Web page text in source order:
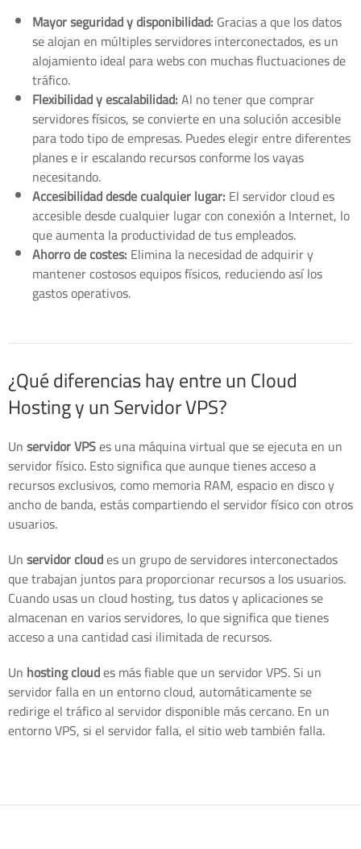
Mayor seguridad y disponibilidad: Gracias a que los datos
se alojan en múltiples servidores interconectados, es un
alojamiento ideal para webs con muchas fluctuaciones de
tráfico.
Flexibilidad y escalabilidad:Al no tener que comprar
servidores físicos, se convierte en una solución accesible
para todo tipo de empresas. Puedes elegir entre diferentes
planes e ir escalando recursos conforme los vayas
necesitando.
Accesibilidad desde cualquier lugar: El servidor cloud es
accesible desde cualquier lugar con conexión a Internet, lo
que aumenta la productividad de tus empleados.
Ahorro de costes: Elimina la necesidad de adquirir y
mantener costosos equipos físicos, reduciendo así los
gastos operativos.
¿Qué diferencias hay entre un Cloud
Hosting y un Servidor VPS?
Unservidor VPSes una máquina virtual que se ejecuta en un
servidor físico. Esto significa que aunque tienes acceso a
recursos exclusivos, como memoria RAM, espacio en disco y
ancho de banda, estás compartiendo el servidor físico con otros
usuarios.
Unservidor cloudes un grupo de servidores interconectados
que trabajan juntos para proporcionar recursos a los usuarios.
Cuando usas un cloud hosting, tus datos y aplicaciones se
almacenan en varios servidores, lo que significa que tienes
acceso a una cantidad casi ilimitada de recursos.
Un hosting cloudes más fiable que un servidor VPS. Si un
servidor falla en un entorno cloud, automáticamente se
redirige el tráfico al servidor disponible más cercano. En un
entorno VPS, si el servidor falla, el sitio web también falla.